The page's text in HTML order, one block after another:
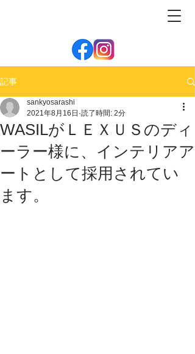
記事
WASILがＬＥＸＵＳのディ
ーラー様に、インテリアア
ートとして採用されてい
ます。
sankyosarashi
2021年8月16日 読了時間: 2分